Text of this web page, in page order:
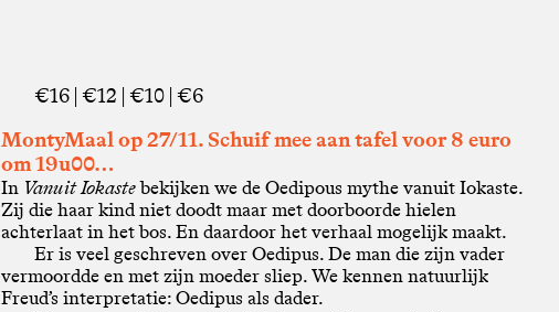
€16 | €12 | €10 | €6
MontyMaal op 27/11. Schuif mee aan tafel voor 8 euro
om 19u00…
In Vanuit Iokastebekijken we de Oedipous mythe vanuit Iokaste.
Zij die haar kind niet doodt maar met doorboorde hielen
achterlaat in het bos. En daardoor het verhaal mogelijk maakt.
Er is veel geschreven over Oedipus. De man die zijn vader
vermoordde en met zijn moeder sliep. We kennen natuurlijk
Freud’s interpretatie: Oedipus als dader.